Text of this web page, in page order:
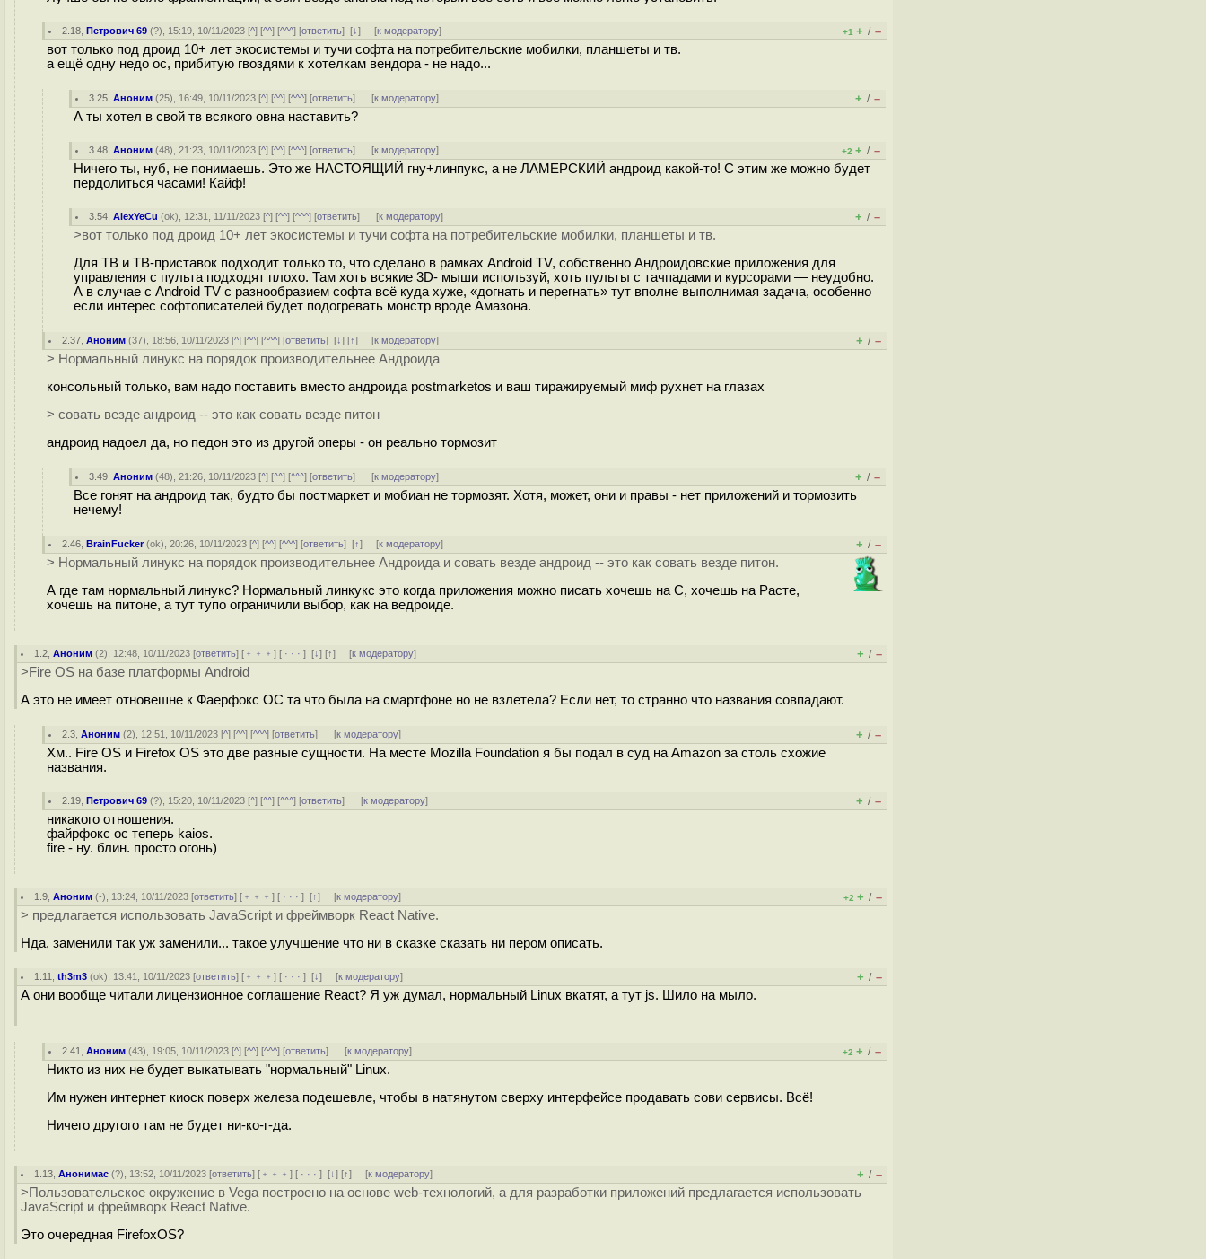
2.18 ,Петрович 69 (?), 15:19, 10/11/2023 [^] [^^] [^^^] [ответить][↓] [к модератору] +1 + / –
вот только под дроид 10+ лет экосистемы и тучи софта на потребительские мобилки, планшеты и тв.
а ещё одну недо ос, прибитую гвоздями к хотелкам вендора - не надо...
3.25 ,Аноним (25), 16:49, 10/11/2023 [^] [^^] [^^^] [ответить] [к модератору] + / –
А ты хотел в свой тв всякого овна наставить?
3.48 ,Аноним (48), 21:23, 10/11/2023 [^] [^^] [^^^] [ответить] [к модератору] +2 + / –
Ничего ты, нуб, не понимаешь. Это же НАСТОЯЩИЙ гну+линпукс, а не ЛАМЕРСКИЙ андроид какой-то! С этим же можно будет
пердолиться часами! Кайф!
3.54 ,AlexYeCu (ok), 12:31, 11/11/2023 [^] [^^] [^^^] [ответить] [к модератору] + / –
>вот только под дроид 10+ лет экосистемы и тучи софта на потребительские мобилки, планшеты и тв.
Для ТВ и ТВ-приставок подходит только то, что сделано в рамках Android TV, собственно Андроидовские приложения для
управления с пульта подходят плохо. Там хоть всякие 3D- мыши используй, хоть пульты с тачпадами и курсорами — неудобно.
А в случае с Android TV с разнообразием софта всё куда хуже, «догнать и перегнать» тут вполне выполнимая задача, особенно
если интерес софтописателей будет подогревать монстр вроде Амазона.
2.37 ,Аноним (37), 18:56, 10/11/2023 [^] [^^] [^^^] [ответить][↓] [↑] [к модератору] + / –
> Нормальный линукс на порядок производительнее Андроида
консольный только, вам надо поставить вместо андроида postmarketos и ваш тиражируемый миф рухнет на глазах
> совать везде андроид -- это как совать везде питон
андроид надоел да, но педон это из другой оперы - он реально тормозит
3.49 ,Аноним (48), 21:26, 10/11/2023 [^] [^^] [^^^] [ответить] [к модератору] + / –
Все гонят на андроид так, будто бы постмаркет и мобиан не тормозят. Хотя, может, они и правы - нет приложений и тормозить
нечему!
2.46 ,BrainFucker(ok), 20:26, 10/11/2023 [^] [^^] [^^^] [ответить][↑] [к модератору] + / –
> Нормальный линукс на порядок производительнее Андроида и совать везде андроид -- это как совать везде питон.
А где там нормальный линукс? Нормальный линкукс это когда приложения можно писать хочешь на C, хочешь на Расте,
хочешь на питоне, а тут тупо ограничили выбор, как на вeдpoидe.
1.2 ,Аноним (2), 12:48, 10/11/2023 [ответить] [ ﹢﹢﹢] [ · · ·][↓] [↑] [к модератору] + / –
>Fire OS на базе платформы Android
А это не имеет отновешне к Фаерфокс ОС та что была на смартфоне но не взлетела? Если нет, то странно что названия совпадают.
2.3 ,Аноним (2), 12:51, 10/11/2023 [^] [^^] [^^^] [ответить] [к модератору] + / –
Хм.. Fire OS и Firefox OS это две разные сущности. На месте Mozilla Foundation я бы подал в суд на Amazon за столь схожие
названия.
2.19 ,Петрович 69 (?), 15:20, 10/11/2023 [^] [^^] [^^^] [ответить] [к модератору] + / –
никакого отношения.
файрфокс ос теперь kaios.
fire - ну. блин. просто огонь)
1.9 ,Аноним (-), 13:24, 10/11/2023 [ответить] [ ﹢﹢﹢] [ · · ·][↑] [к модератору] +2 + / –
> предлагается использовать JavaScript и фреймворк React Native.
Нда, заменили так уж заменили... такое улучшение что ни в сказке сказать ни пером описать.
1.11 ,th3m3 (ok), 13:41, 10/11/2023 [ответить] [ ﹢﹢﹢] [ · · ·][↓] [к модератору] + / –
А они вообще читали лицензионное соглашение React? Я уж думал, нормальный Linux вкатят, а тут js. Шило на мыло.
2.41 ,Аноним (43), 19:05, 10/11/2023 [^] [^^] [^^^] [ответить] [к модератору] +2 + / –
Никто из них не будет выкатывать "нормальный" Linux.
Им нужен интернет киоск поверх железа подешевле, чтобы в натянутом сверху интерфейсе продавать сови сервисы. Всё!
Ничего другого там не будет ни-ко-г-да.
1.13 ,Анонимас (?), 13:52, 10/11/2023 [ответить] [ ﹢﹢﹢] [ · · ·][↓] [↑] [к модератору] + / –
>Пользовательское окружение в Vega построено на основе web-технологий, а для разработки приложений предлагается использовать
JavaScript и фреймворк React Native.
Это очередная FirefoxOS?